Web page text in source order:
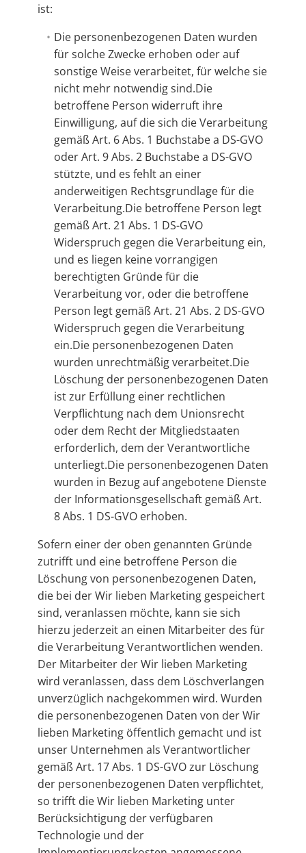
ist:
Die personenbezogenen Daten wurden
für solche Zwecke erhoben oder auf
sonstige Weise verarbeitet, für welche sie
nicht mehr notwendig sind.Die
betroffene Person widerruft ihre
Einwilligung, auf die sich die Verarbeitung
gemäß Art. 6 Abs. 1 Buchstabe a DS-GVO
oder Art. 9 Abs. 2 Buchstabe a DS-GVO
stützte, und es fehlt an einer
anderweitigen Rechtsgrundlage für die
Verarbeitung.Die betroffene Person legt
gemäß Art. 21 Abs. 1 DS-GVO
Widerspruch gegen die Verarbeitung ein,
und es liegen keine vorrangigen
berechtigten Gründe für die
Verarbeitung vor, oder die betroffene
Person legt gemäß Art. 21 Abs. 2 DS-GVO
Widerspruch gegen die Verarbeitung
ein.Die personenbezogenen Daten
wurden unrechtmäßig verarbeitet.Die
Löschung der personenbezogenen Daten
ist zur Erfüllung einer rechtlichen
Verpflichtung nach dem Unionsrecht
oder dem Recht der Mitgliedstaaten
erforderlich, dem der Verantwortliche
unterliegt.Die personenbezogenen Daten
wurden in Bezug auf angebotene Dienste
der Informationsgesellschaft gemäß Art.
8 Abs. 1 DS-GVO erhoben.
Sofern einer der oben genannten Gründe
zutrifft und eine betroffene Person die
Löschung von personenbezogenen Daten,
die bei der Wir lieben Marketing gespeichert
sind, veranlassen möchte, kann sie sich
hierzu jederzeit an einen Mitarbeiter des für
die Verarbeitung Verantwortlichen wenden.
Der Mitarbeiter der Wir lieben Marketing
wird veranlassen, dass dem Löschverlangen
unverzüglich nachgekommen wird. Wurden
die personenbezogenen Daten von der Wir
lieben Marketing öffentlich gemacht und ist
unser Unternehmen als Verantwortlicher
gemäß Art. 17 Abs. 1 DS-GVO zur Löschung
der personenbezogenen Daten verpflichtet,
so trifft die Wir lieben Marketing unter
Berücksichtigung der verfügbaren
Technologie und der